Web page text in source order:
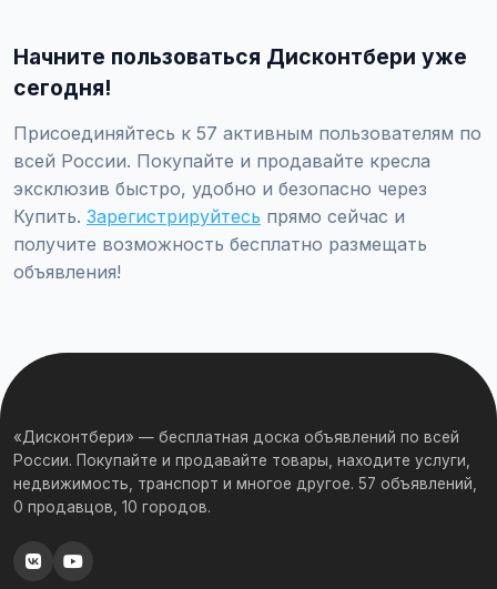
эксклюзив / Купить", заполните форму и опубликуйте.
Первые объявления — бесплатно!
Начните пользоваться Дисконтбери уже
сегодня!
Присоединяйтесь к 57 активным пользователям по
всей России. Покупайте и продавайте кресла
эксклюзив быстро, удобно и безопасно через
Купить. Зарегистрируйтесь прямо сейчас и
получите возможность бесплатно размещать
объявления!
«Дисконтбери» — бесплатная доска объявлений по всей
России. Покупайте и продавайте товары, находите услуги,
недвижимость, транспорт и многое другое. 57 объявлений,
0 продавцов, 10 городов.